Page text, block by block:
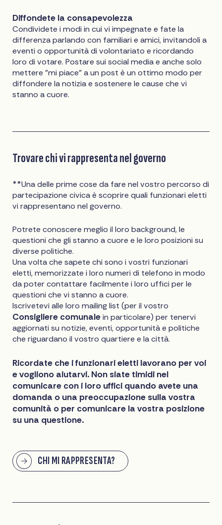
Diffondete la consapevolezza
Condividete i modi in cui vi impegnate e fate la
differenza parlando con familiari e amici, invitandoli a
eventi o opportunità di volontariato e ricordando
loro di votare. Postare sui social media e anche solo
mettere "mi piace" a un post è un ottimo modo per
diffondere la notizia e sostenere le cause che vi
stanno a cuore.
Trovare chi vi rappresenta nel governo
**Una delle prime cose da fare nel vostro percorso di
partecipazione civica è scoprire quali funzionari eletti
vi rappresentano nel governo.
Potrete conoscere meglio il loro background, le
questioni che gli stanno a cuore e le loro posizioni su
diverse politiche.
Una volta che sapete chi sono i vostri funzionari
eletti, memorizzate i loro numeri di telefono in modo
da poter contattare facilmente i loro uffici per le
questioni che vi stanno a cuore.
Iscrivetevi alle loro mailing list (per il vostro
Consigliere comunalein particolare) per tenervi
aggiornati su notizie, eventi, opportunità e politiche
che riguardano il vostro quartiere e la città.
Ricordate che i funzionari eletti lavorano per voi
e vogliono aiutarvi. Non siate timidi nel
comunicare con i loro uffici quando avete una
domanda o una preoccupazione sulla vostra
comunità o per comunicare la vostra posizione
su una questione.
CHI MI RAPPRESENTA?